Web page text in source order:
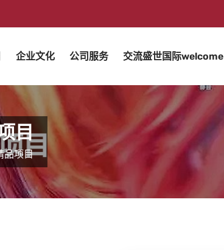
企业文化 公司服务 交流盛世国际welcome
目
品项目